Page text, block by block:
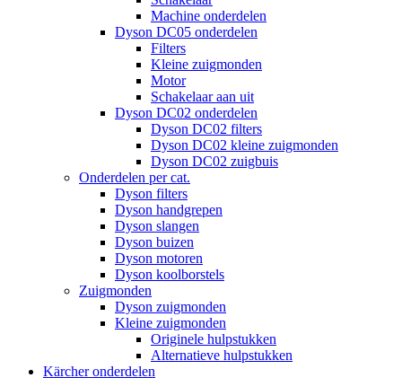
Machine onderdelen
Dyson DC05 onderdelen
Filters
Kleine zuigmonden
Motor
Schakelaar aan uit
Dyson DC02 onderdelen
Dyson DC02 filters
Dyson DC02 kleine zuigmonden
Dyson DC02 zuigbuis
Onderdelen per cat.
Dyson filters
Dyson handgrepen
Dyson slangen
Dyson buizen
Dyson motoren
Dyson koolborstels
Zuigmonden
Dyson zuigmonden
Kleine zuigmonden
Originele hulpstukken
Alternatieve hulpstukken
Kärcher onderdelen